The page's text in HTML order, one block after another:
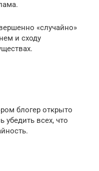
«случайно»
и сходу
блогер открыто
убедить всех, что